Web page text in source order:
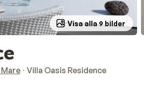
Visa alla 9 bilder
Villa Oasis Residence